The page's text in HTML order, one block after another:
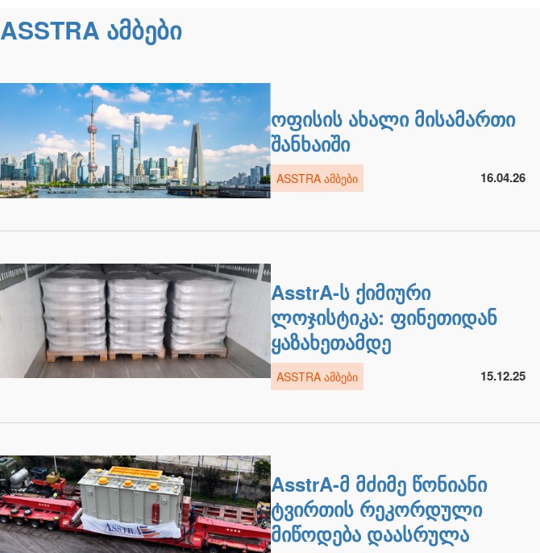
ASSTRA ᲐᲛᲑᲔᲑᲘ
ოფისის ახალი მისამართი
შანხაიში
ASSTRA ᲐᲛᲑᲔᲑᲘ 16.04.26
AsstrA-ს ქიმიური
ლოჯისტიკა: ფინეთიდან
ყაზახეთამდე
ASSTRA ᲐᲛᲑᲔᲑᲘ 15.12.25
AsstrA-მ მძიმე წონიანი
ტვირთის რეკორდული
მიწოდება დაასრულა